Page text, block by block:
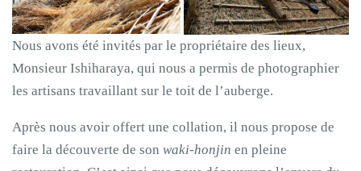
Nous avons été invités par le propriétaire des lieux,
Monsieur Ishiharaya, qui nous a permis de photographier
les artisans travaillant sur le toit de l’auberge.
Après nous avoir offert une collation, il nous propose de
faire la découverte de son waki-honjin en pleine